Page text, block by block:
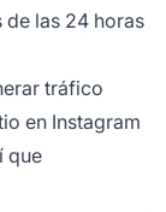
de las 24 horas
tráfico
en Instagram
que